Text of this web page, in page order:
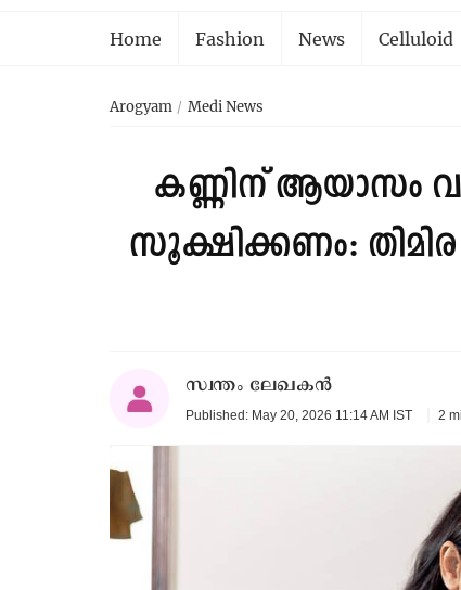
Home Fashion News Celluloid
Arogyam Medi News
കണ്ണിന് ആയാസം
സൂക്ഷിക്കണം:
സ്വന്തം ലേഖകൻ
Published: May 20, 2026 11:14 AM IST 2